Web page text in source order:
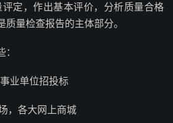
定，作出基本评价，分析质量合格
量检查报告的主体部分。
业单位招投标
，各大网上商城